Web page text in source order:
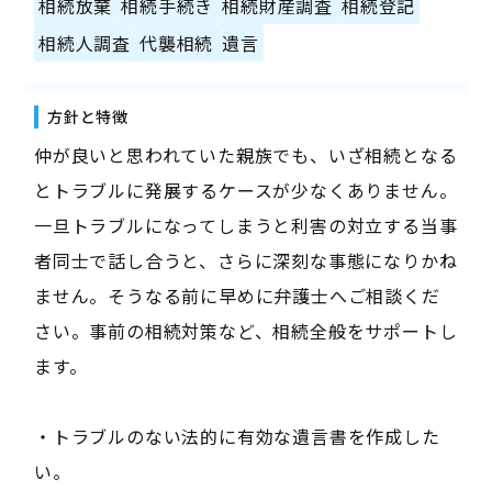
相続放棄 相続手続き 相続財産調査 相続登記
相続人調査 代襲相続 遺言
方針と特徴
仲が良いと思われていた親族でも、いざ相続となる
とトラブルに発展するケースが少なくありません。
一旦トラブルになってしまうと利害の対立する当事
者同士で話し合うと、さらに深刻な事態になりかね
ません。そうなる前に早めに弁護士へご相談くだ
さい。事前の相続対策など、相続全般をサポートし
ます。
・トラブルのない法的に有効な遺言書を作成した
い。